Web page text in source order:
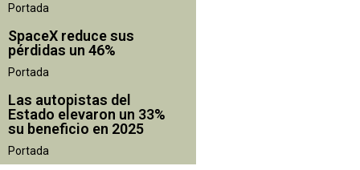
Portada
SpaceX reduce sus
pérdidas un 46%
Portada
Las autopistas del
Estado elevaron un 33%
su beneficio en 2025
Portada